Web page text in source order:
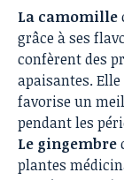
La camomille
grâce à ses
confèrent des
apaisantes.
favorise un
pendant les
Le gingembre
plantes